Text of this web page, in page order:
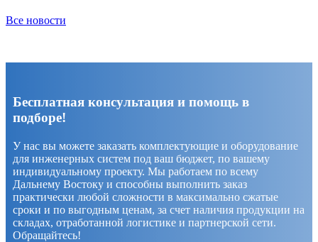
Все новости
Бесплатная консультация и помощь в
подборе!
У нас вы можете заказать комплектующие и оборудование
для инженерных систем под ваш бюджет, по вашему
индивидуальному проекту. Мы работаем по всему
Дальнему Востоку и способны выполнить заказ
практически любой сложности в максимально сжатые
сроки и по выгодным ценам, за счет наличия продукции на
складах, отработанной логистике и партнерской сети.
Обращайтесь!